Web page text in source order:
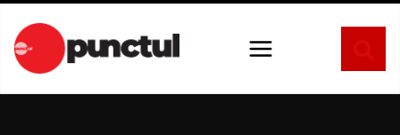
conținut